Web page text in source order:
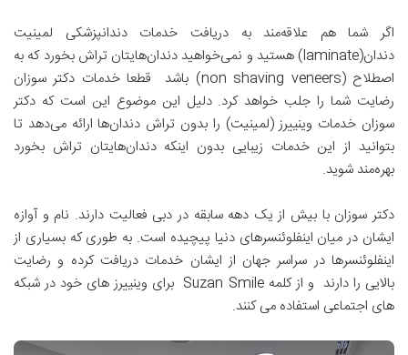
اگر شما هم علاقه‌مند به دریافت خدمات دندانپزشکی لمینیت
دندان(laminate) هستید و نمی‌خواهید دندان‌هایتان تراش بخورد که به
اصطلاح (non shaving veneers) باشد قطعا خدمات دکتر سوزان
رضایت شما را جلب خواهد کرد. دلیل این موضوع این است که دکتر
سوزان خدمات وینییرز (لمینیت) را بدون تراش دندان‌ها ارائه می‌دهد تا
بتوانید از این خدمات زیبایی بدون اینکه دندان‌هایتان تراش بخورد
بهره‌مند شوید.
دکتر سوزان با بیش از یک دهه سابقه در دبی فعالیت دارند. نام و آوازه
ایشان در میان اینفلوئنسرهای دنیا پیچیده است. به طوری که بسیاری از
اینفلوئنسرها در سراسر جهان از ایشان خدمات دریافت کرده و رضایت
بالایی را دارند و از کلمه Suzan Smile برای وینییرز های خود در شبکه
های اجتماعی استفاده می کنند.